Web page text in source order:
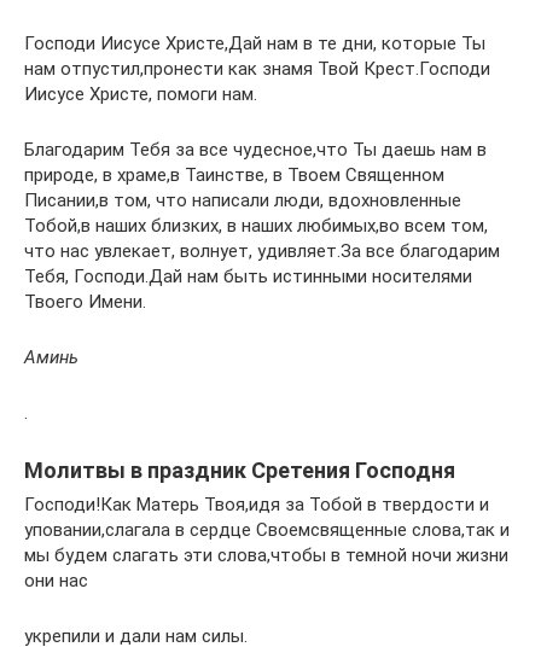
Господи Иисусе Христе,Дай нам в те дни, которые Ты
нам отпустил,пронести как знамя Твой Крест.Господи
Иисусе Христе, помоги нам.
Благодарим Тебя за все чудесное,что Ты даешь нам в
природе, в храме,в Таинстве, в Твоем Священном
Писании,в том, что написали люди, вдохновленные
Тобой,в наших близких, в наших любимых,во всем том,
что нас увлекает, волнует, удивляет.За все благодарим
Тебя, Господи.Дай нам быть истинными носителями
Твоего Имени.
Аминь
.
Молитвы в праздник Сретения Господня
Господи!Как Матерь Твоя,идя за Тобой в твердости и
уповании,слагала в сердце Своемсвященные слова,так и
мы будем слагать эти слова,чтобы в темной ночи жизни
они нас
укрепили и дали нам силы.